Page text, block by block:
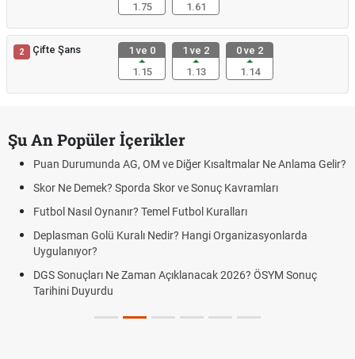
1.75
1.61
2 Çifte Şans
1 ve 0
1.15
1 ve 2
1.13
0 ve 2
1.14
Şu An Popüler İçerikler
Puan Durumunda AG, OM ve Diğer Kısaltmalar Ne Anlama Gelir?
Skor Ne Demek? Sporda Skor ve Sonuç Kavramları
Futbol Nasıl Oynanır? Temel Futbol Kuralları
Deplasman Golü Kuralı Nedir? Hangi Organizasyonlarda
Uygulanıyor?
DGS Sonuçları Ne Zaman Açıklanacak 2026? ÖSYM Sonuç
Tarihini Duyurdu